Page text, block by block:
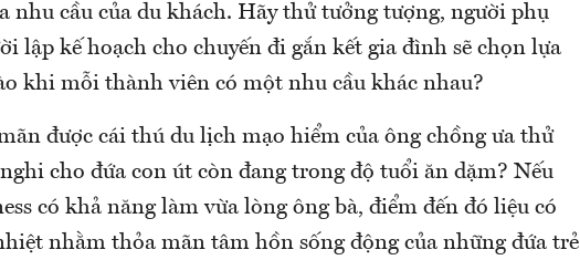
nhu cầu của du khách. Hãy thử tưởng tượng, người phụ
lập kế hoạch cho chuyến đi gắn kết gia đình sẽ chọn lựa
khi mỗi thành viên có một nhu cầu khác nhau?
được cái thú du lịch mạo hiểm của ông chồng ưa thử
cho đứa con út còn đang trong độ tuổi ăn dặm? Nếu
có khả năng làm vừa lòng ông bà, điểm đến đó liệu có
nhằm thỏa mãn tâm hồn sống động của những đứa trẻ